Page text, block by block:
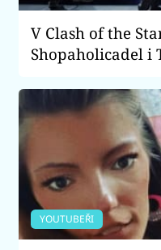
V Clash of the
Shopaholicadel i
YOUTUBEŘI